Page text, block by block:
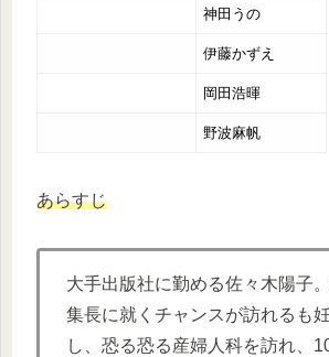
神田うの
伊藤かずえ
岡田浩暉
野波麻帆
あらすじ
大手出版社に勤める佐々木陽子
集長に就くチャンスが訪れるも
し、恐る恐る産婦人科を訪れ、